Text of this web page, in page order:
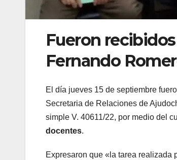
Fueron recibidos
Fernando
El día jueves 15 de septiembre
Secretaria de Relaciones de
simple V. 40611/22, por medio del
docentes.
Expresaron que «la tarea realizada